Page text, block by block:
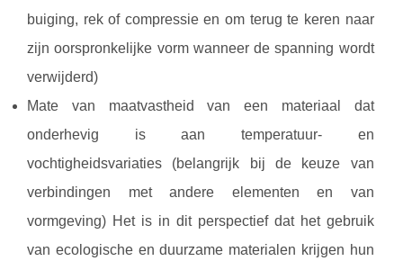
buiging, rek of compressie en om terug te keren naar
zijn oorspronkelijke vorm wanneer de spanning wordt
verwijderd)
Mate van maatvastheid van een materiaal dat
onderhevig is aan temperatuur- en
vochtigheidsvariaties (belangrijk bij de keuze van
verbindingen met andere elementen en van
vormgeving) Het is in dit perspectief dat het gebruik
van ecologische en duurzame materialen krijgen hun